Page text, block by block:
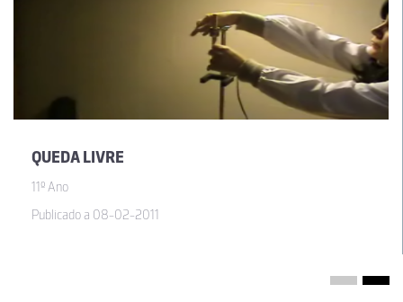
QUEDA LIVRE
11º Ano
Publicado a 08-02-2011